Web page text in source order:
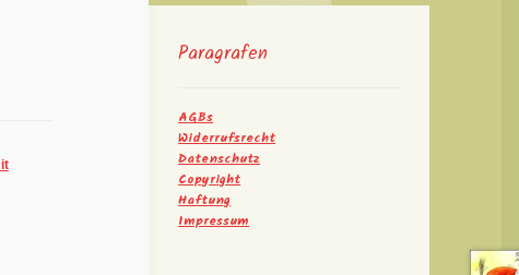
Paragrafen
AGBs
Widerrufsrecht
Datenschutz
Copyright
Haftung
Impressum